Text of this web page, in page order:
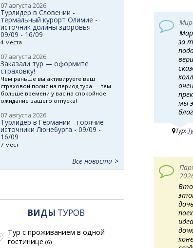
за
мы
Тур:
07 августа 2026
Турлидер в Словении -
термальный курорт Олимие -
источник долины здоровья -
09/09 - 16/09
4 места
07 августа 2026
Заказали тур — оформите
страховку!
Чем раньше вы активируете ваш
страховой полис на период тура — тем
больше времени у вас на спокойное
ожидание вашего отпуска!
07 августа 2026
Турлидер в Германии - горячие
источники Люнебурга - 09/09 -
16/09
7 мест
Все новости
ВИДЫ ТУРОВ
Тур с проживанием в одной
гостинице (6)